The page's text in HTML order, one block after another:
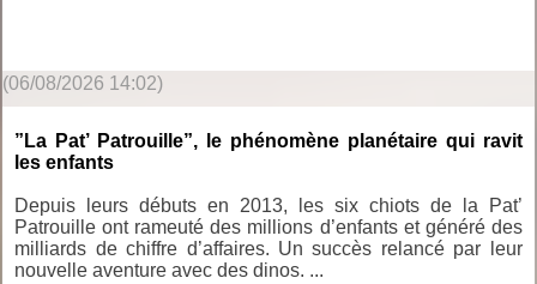
(06/08/2026 14:02)
”La Pat’ Patrouille”, le phénomène planétaire qui ravit
les enfants
Depuis leurs débuts en 2013, les six chiots de la Pat’
Patrouille ont rameuté des millions d’enfants et généré des
milliards de chiffre d’affaires. Un succès relancé par leur
nouvelle aventure avec des dinos. ...